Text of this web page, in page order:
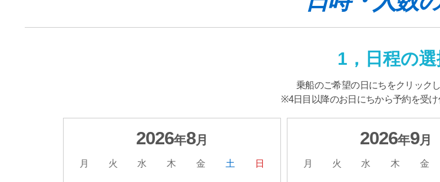
1，日程の選
乗船のご希望の日にちをクリック
※4日目以降のお日にちから予約を受け
2026年8月
月 火 水 木 金 土 日
2026年9月
月 火 水 木 金